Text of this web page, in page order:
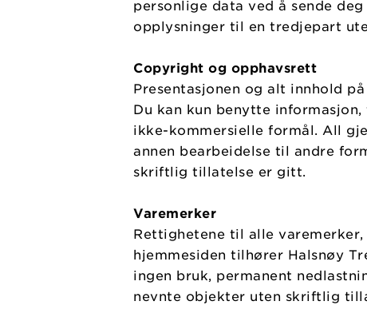
personlige data ved å sende
opplysninger til en tredjepart
Copyright og opphavsrett
Presentasjonen og alt innhold
Du kan kun benytte
ikke-kommersielle formål. All
annen bearbeidelse til andre
skriftlig tillatelse er gitt.
Varemerker
Rettighetene til alle
hjemmesiden tilhører Halsnøy
ingen bruk, permanent
nevnte objekter uten skriftlig